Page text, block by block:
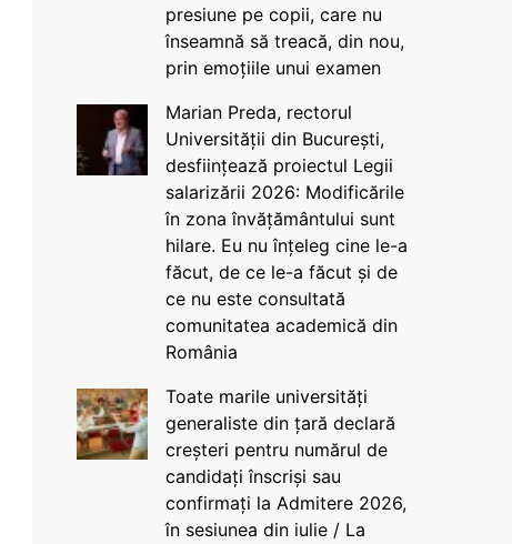
presiune pe copii, care nu
înseamnă să treacă, din nou,
prin emoțiile unui examen
Marian Preda, rectorul
Universității din București,
desființează proiectul Legii
salarizării 2026: Modificările
în zona învățământului sunt
hilare. Eu nu înțeleg cine le-a
făcut, de ce le-a făcut și de
ce nu este consultată
comunitatea academică din
România
Toate marile universități
generaliste din țară declară
creșteri pentru numărul de
candidați înscriși sau
confirmați la Admitere 2026,
în sesiunea din iulie / La